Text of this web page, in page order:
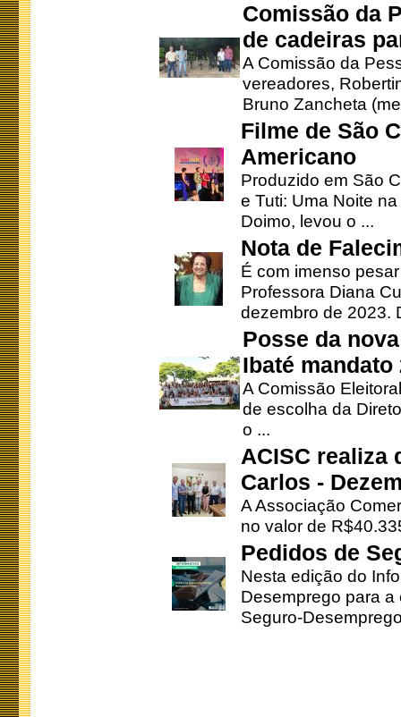
Comissão da
de cadeiras
A Comissão da
vereadores,
Bruno Zancheta
Filme de São
Americano
Produzido em São
e Tuti: Uma Noite
Doimo, levou o ...
Nota de
É com imenso
Professora Diana
dezembro de 2023.
Posse da
Ibaté mandato
A Comissão
de escolha da
o ...
ACISC realiza
Carlos -
A Associação
no valor de
Pedidos de
Nesta edição do
Desemprego para
Seguro-